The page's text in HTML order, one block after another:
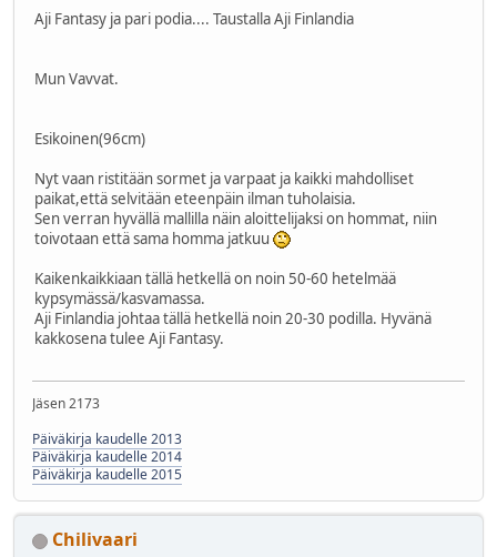
Aji Fantasy ja pari podia.... Taustalla Aji Finlandia
Mun Vavvat.
Esikoinen(96cm)
Nyt vaan ristitään sormet ja varpaat ja kaikki mahdolliset
paikat,että selvitään eteenpäin ilman tuholaisia.
Sen verran hyvällä mallilla näin aloittelijaksi on hommat, niin
toivotaan että sama homma jatkuu
Kaikenkaikkiaan tällä hetkellä on noin 50-60 hetelmää
kypsymässä/kasvamassa.
Aji Finlandia johtaa tällä hetkellä noin 20-30 podilla. Hyvänä
kakkosena tulee Aji Fantasy.
Jäsen 2173
Päiväkirja kaudelle 2013
Päiväkirja kaudelle 2014
Päiväkirja kaudelle 2015
Chilivaari